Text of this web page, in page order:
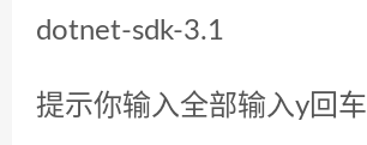
dotnet-sdk-3.1
提示你输入全部输入y回车